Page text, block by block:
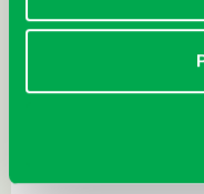
Rudź, Przemyslaw: Atlas